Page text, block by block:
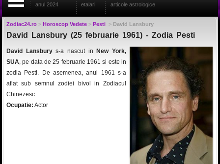
anul 2024 etalari articole astrologice
Zodiac24.ro> Horoscop Vedete> Pesti> David Lansbury
David Lansbury (25 februarie 1961) - Zodia Pesti
David Lansburys-a nascut in
New York,
SUA, pe data de 25 februarie 1961 si este in
zodia Pesti. De asemenea, anul 1961 s-a
aflat sub semnul zodiei bivol in Zodiacul
Chinezesc.
Ocupatie: Actor